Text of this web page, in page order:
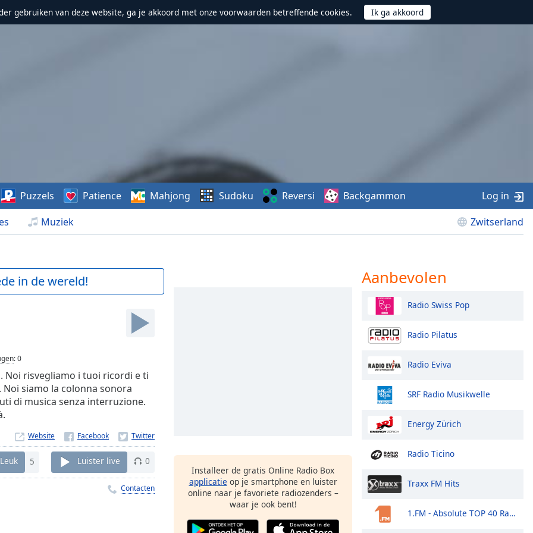
gebruiken van deze website, ga je akkoord met onze voorwaarden betreffende cookies.
Muziek Zwitserland
Puzzels Patience Mahjong Sudoku Reversi Backgammon Log in
in de wereld!
:0
Noi risvegliamo i tuoi ricordi e ti
siamo la colonna sonora
di musica senza interruzione.
Website
Leuk 5 Luister live 0
Contacten
Installeer de gratis Online Radio Box
applicatie op je smartphone en luister
online naar je favoriete radiozenders –
waar je ook bent!
Aanbevolen
Radio Swiss Pop
Radio Pilatus
Radio Eviva
SRF Radio Musikwelle
Energy Zürich
Radio Ticino
Traxx FM Hits
1.FM - Absolute TOP 40 Radio